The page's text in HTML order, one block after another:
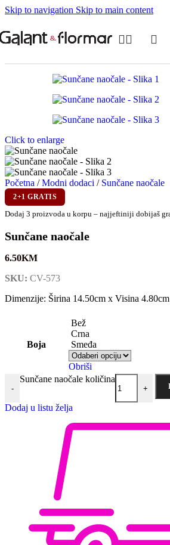
Skip to navigation Skip to main content
Click to enlarge
Početna / Modni dodaci / Sunčane naočale
2+1 GRATIS
Dodaj 3 proizvoda u korpu – najjeftiniji dobijaš
Sunčane naočale
6.50KM
SKU: CV-573
Dimenzije: Širina 14.50cm x Visina 4.80cm
Boja
Bež
Crna
Smeđa
Obriši
-
Sunčane naočale količina
+
Dodaj u listu želja